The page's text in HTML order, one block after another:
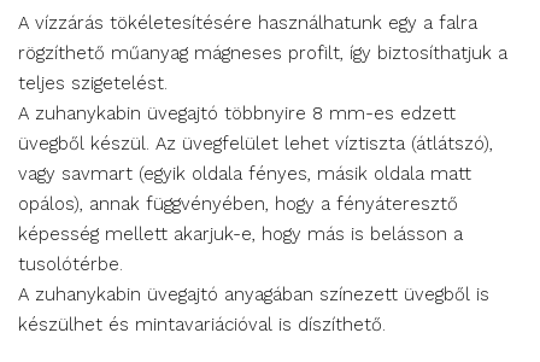
A vízzárás tökéletesítésére használhatunk egy a falra
rögzíthető műanyag mágneses profilt, így biztosíthatjuk a
teljes szigetelést.
A zuhanykabin üvegajtó többnyire 8 mm-es edzett
üvegből készül. Az üvegfelület lehet víztiszta (átlátszó),
vagy savmart (egyik oldala fényes, másik oldala matt
opálos), annak függvényében, hogy a fényáteresztő
képesség mellett akarjuk-e, hogy más is belásson a
tusolótérbe.
A zuhanykabin üvegajtó anyagában színezett üvegből is
készülhet és mintavariációval is díszíthető.